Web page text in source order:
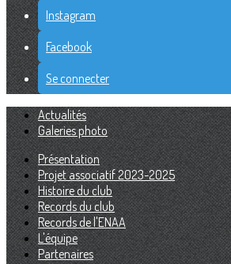
Instagram
Facebook
Se connecter
Actualités
Galeries photo
Présentation
Projet associatif 2023-2025
Histoire du club
Records du club
Records de l'ENAA
L'équipe
Partenaires